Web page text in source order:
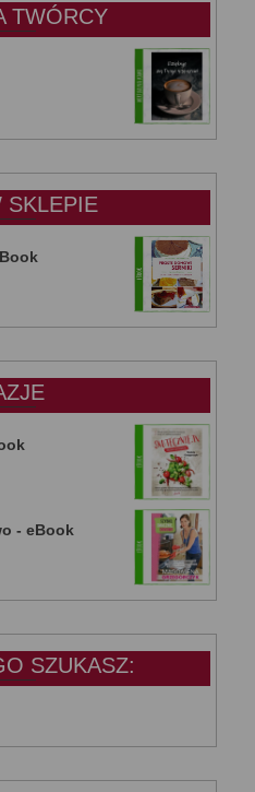
TWÓRCY
SKLEPIE
- eBook
SZUKASZ: